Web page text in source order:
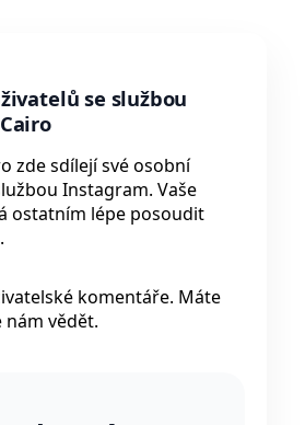
se službou
zde sdílejí své osobní
Instagram. Vaše
ostatním lépe posoudit
komentáře. Máte
nám vědět.